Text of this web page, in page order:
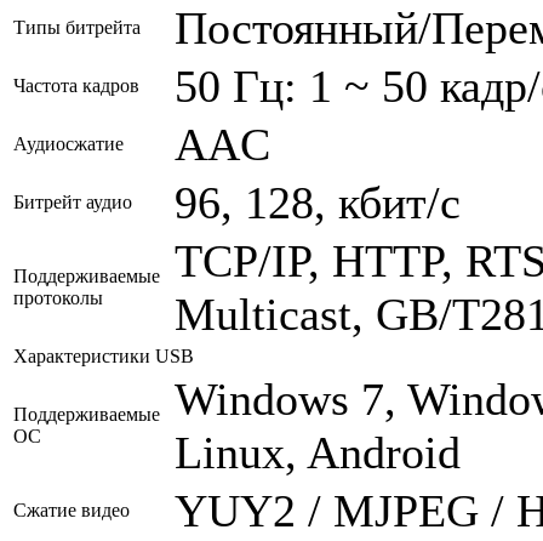
Типы битрейта Постоянный/
Частота кадров 50 Гц: 1 ~ 50
Аудиосжатие AAC
Битрейт аудио 96, 128, кбит/с
Поддерживаемые
протоколы
TCP/IP, HTTP,
Multicast, GB/
Характеристики USB
Поддерживаемые
ОС
Windows 7,
Linux, Android
Сжатие видео YUY2 / MJPEG /